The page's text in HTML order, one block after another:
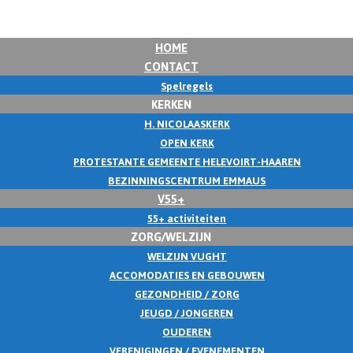
HOME
CONTACT
Spelregels
KERKEN
H. NICOLAASKERK
OPEN KERK
PROTESTANTE GEMEENTE HELEVOIRT-HAAREN
BEZINNINGSCENTRUM EMMAUS
V55+
55+ activiteiten
ZORG/WELZIJN
WELZIJN VUGHT
ACCOMODATIES EN GEBOUWEN
GEZONDHEID / ZORG
JEUGD / JONGEREN
OUDEREN